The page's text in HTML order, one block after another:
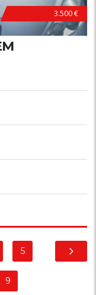
3.500 €
5
9